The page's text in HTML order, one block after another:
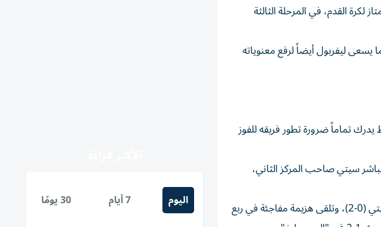
القدم، في المرحلة الثالثة
يسعى ليفربول أيضاً لرفع معنوياته
تماماً ضرورة تطور فريقه للفوز
الأحد، متقدماً بفارق 6 نقاط عن مطارده المباشر سيتي صاحب المركز الثاني،
ويعاني أرسنال تراجعاً حاداً في مستواه خلال الأسابيع الأخيرة، حيث خسر نهائي كأس الرابطة أمام سيتي (0-2)، وتلقى هزيمة مفاجئة في ربع
اليوم 7 أيام 30 يومًا